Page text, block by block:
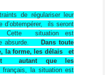
de régulariser leur
d’obtempérer, ils seront
Cette situation est
absurde.
Dans toute
la forme, les délais et
autant que les
la situation est